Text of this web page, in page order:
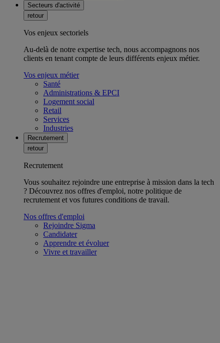
Secteurs d'activité
retour
Vos enjeux sectoriels
Au-delà de notre expertise tech, nous accompagnons nos
clients en tenant compte de leurs différents enjeux métier.
Vos enjeux métier
Santé
Administrations & EPCI
Logement social
Retail
Services
Industries
Recrutement
retour
Recrutement
Vous souhaitez rejoindre une entreprise à mission dans la tech
? Découvrez nos offres d'emploi, notre politique de
recrutement et vos futures conditions de travail.
Nos offres d'emploi
Rejoindre Sigma
Candidater
Apprendre et évoluer
Vivre et travailler